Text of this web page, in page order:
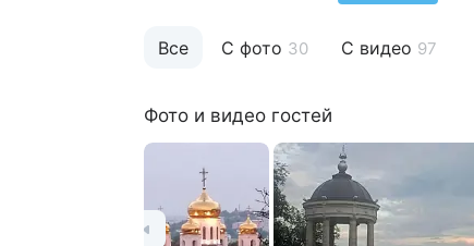
Все С фото 30 С видео 97
Фото и видео гостей